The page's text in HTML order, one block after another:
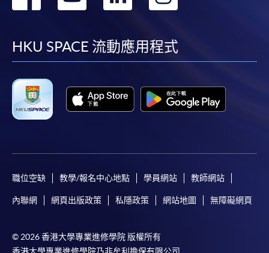
facebook
youtube
linkedin
HKU SPACE 流動應用程式
職位空缺 教學/報名中心地點 學員網站 教師網站
內聯網 網頁出版政策 私隱政策 網站地圖 無障礙網頁
© 2026 香港大學專業進修學院 版權所有